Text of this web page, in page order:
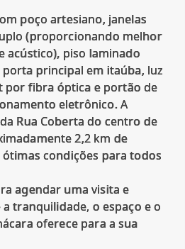
poço artesiano, janelas
(proporcionando melhor
acústico), piso laminado
principal em itaúba, luz
por fibra óptica e portão de
eletrônico. A
Rua Coberta do centro de
2,2 km de
condições para todos
agendar uma visita e
tranquilidade, o espaço e o
oferece para a sua